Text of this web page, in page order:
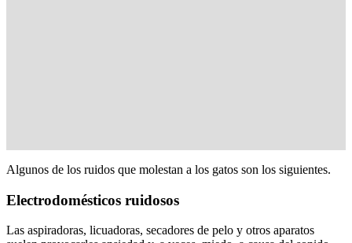
Algunos de los ruidos que molestan a los gatos son los siguientes.
Electrodomésticos ruidosos
Las aspiradoras, licuadoras, secadores de pelo y otros aparatos